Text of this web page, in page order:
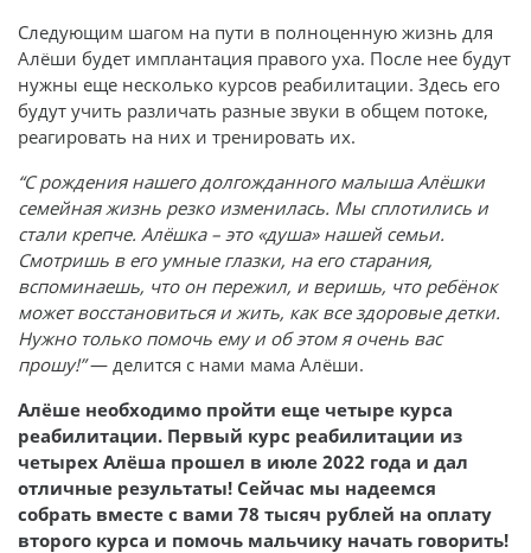
Следующим шагом на пути в полноценную жизнь для
Алёши будет имплантация правого уха. После нее будут
нужны еще несколько курсов реабилитации. Здесь его
будут учить различать разные звуки в общем потоке,
реагировать на них и тренировать их.
“С рождения нашего долгожданного малыша Алёшки
семейная жизнь резко изменилась. Мы сплотились и
стали крепче. Алёшка – это «душа» нашей семьи.
Смотришь в его умные глазки, на его старания,
вспоминаешь, что он пережил, и веришь, что ребёнок
может восстановиться и жить, как все здоровые детки.
Нужно только помочь ему и об этом я очень вас
прошу!”— делится с нами мама Алёши.
Алёше необходимо пройти еще четыре курса
реабилитации. Первый курс реабилитации из
четырех Алёша прошел в июле 2022 года и дал
отличные результаты! Сейчас мы надеемся
собрать вместе с вами 78 тысяч рублей на оплату
второго курса и помочь мальчику начать говорить!